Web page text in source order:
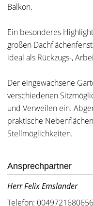
Balkon.
Ein besonderes
großen
ideal als Rückzugs-,
Der eingewachsene
verschiedenen
und Verweilen ein.
praktische
Stellmöglichkeiten.
Ansprechpartner
Herr Felix Emslander
Telefon: